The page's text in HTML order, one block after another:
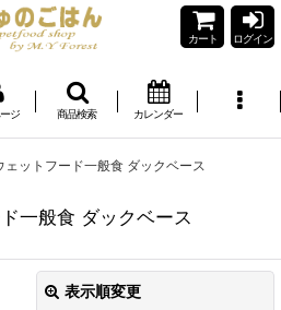
カート ログイン
ジ 商品検索 カレンダー
ェットフード一般食 ダックベース
一般食 ダックベース
表示順変更